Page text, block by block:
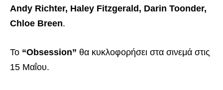
Andy Richter, Haley Fitzgerald, Darin Toonder,
Chloe Breen.
Το “Obsession” θα κυκλοφορήσει στα σινεμά στις
15 Μαΐου.